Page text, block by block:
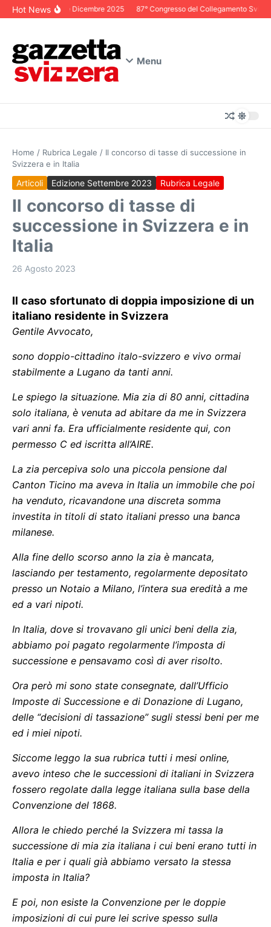
Salta al contenuto
Hot NewsEditoriale Dicembre 2025 87° Congresso del Collegamento
Menu
Home / Rubrica Legale / Il concorso di tasse di successione in
Svizzera e in Italia
Articoli Edizione Settembre 2023 Rubrica Legale
Il concorso di tasse di
successione in Svizzera e in
Italia
26 Agosto 2023
Il caso sfortunato di doppia imposizione di un
italiano residente in Svizzera
Gentile Avvocato,
sono doppio-cittadino italo-svizzero e vivo ormai
stabilmente a Lugano da tanti anni.
Le spiego la situazione. Mia zia di 80 anni, cittadina
solo italiana, è venuta ad abitare da me in Svizzera
vari anni fa. Era ufficialmente residente qui, con
permesso C ed iscritta all’AIRE.
La zia percepiva solo una piccola pensione dal
Canton Ticino ma aveva in Italia un immobile che poi
ha venduto, ricavandone una discreta somma
investita in titoli di stato italiani presso una banca
milanese.
Alla fine dello scorso anno la zia è mancata,
lasciando per testamento, regolarmente depositato
presso un Notaio a Milano, l’intera sua eredità a me
ed a vari nipoti.
In Italia, dove si trovavano gli unici beni della zia,
abbiamo poi pagato regolarmente l’imposta di
successione e pensavamo così di aver risolto.
Ora però mi sono state consegnate, dall’Ufficio
Imposte di Successione e di Donazione di Lugano,
delle “decisioni di tassazione” sugli stessi beni per me
ed i miei nipoti.
Siccome leggo la sua rubrica tutti i mesi online,
avevo inteso che le successioni di italiani in Svizzera
fossero regolate dalla legge italiana sulla base della
Convenzione del 1868.
Allora le chiedo perché la Svizzera mi tassa la
successione di mia zia italiana i cui beni erano tutti in
Italia e per i quali già abbiamo versato la stessa
imposta in Italia?
E poi, non esiste la Convenzione per le doppie
imposizioni di cui pure lei scrive spesso sulla